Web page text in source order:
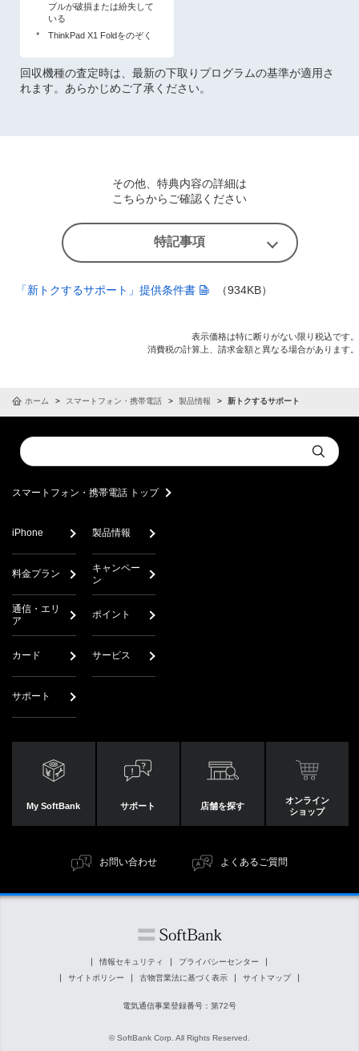
ブルが破損または紛失して
いる
*
ThinkPad X1 Foldをのぞく
回収機種の査定時は、最新の下取りプログラムの基準が適用さ
れます。あらかじめご了承ください。
その他、特典内容の詳細は
こちらからご確認ください
特記事項
「新トクするサポート」提供条件書 （934KB）
表示価格は特に断りがない限り税込です。
消費税の計算上、請求金額と異なる場合があります。
ホーム スマートフォン・携帯電話 製品情報 新トクするサポート
Conduct
a
Submit
スマートフォン・携帯電話 トップ
iPhone 製品情報
料金プラン
キャンペー
ン
通信・エリ
ア
ポイント
カード サービス
サポート
My SoftBank サポート 店舗を探す
オンライン
ショップ
お問い合わせ よくあるご質問
情報セキュリティ
プライバシーセンター
サイトポリシー
古物営業法に基づく表示 サイトマップ
電気通信事業登録番号：第72号
© SoftBank Corp. All Rights Reserved.